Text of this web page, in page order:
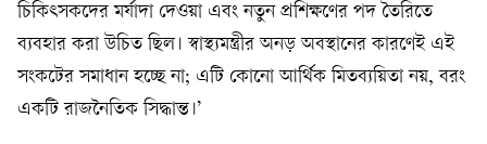
চিকিৎসকদের মর্যাদা দেওয়া এবং নতুন প্রশিক্ষণের পদ তৈরিতে
ব্যবহার করা উচিত ছিল। স্বাস্থ্যমন্ত্রীর অনড় অবস্থানের কারণেই এই
সংকটের সমাধান হচ্ছে না; এটি কোনো আর্থিক মিতব্যয়িতা নয়, বরং
একটি রাজনৈতিক সিদ্ধান্ত।’